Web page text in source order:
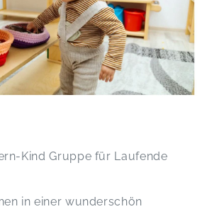
Kind Gruppe für Laufende
in einer wunderschön